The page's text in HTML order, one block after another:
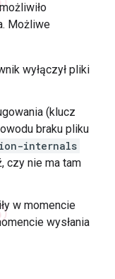
Możliwe
wyłączył pliki
(klucz
braku pliku
internals
czy nie ma tam
w momencie
wysłania